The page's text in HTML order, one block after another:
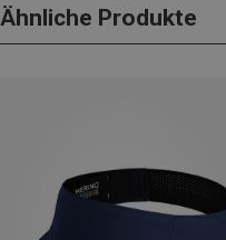
Ähnliche Produkte